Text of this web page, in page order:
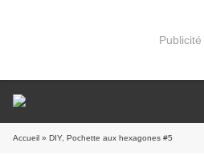
Publicité
Accueil » DIY, Pochette aux hexagones #5